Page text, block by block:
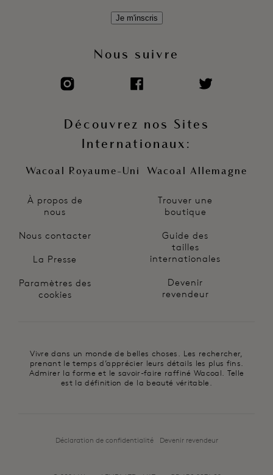
À propos de
nous
Nous contacter
La Presse
Paramètres des
cookies
Je m'inscris
Nous suivre
Découvrez nos Sites
Internationaux:
Wacoal Royaume-Uni Wacoal Allemagne
Trouver une
boutique
Guide des
tailles
internationales
Devenir
revendeur
Vivre dans un monde de belles choses. Les rechercher,
prenant le temps d’apprécier leurs détails les plus fins.
Admirer la forme et le savoir-faire raffiné Wacoal. Telle
est la définition de la beauté véritable.
Déclaration de confidentialité Devenir revendeur